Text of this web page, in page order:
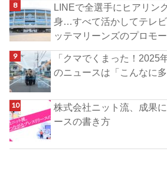
LINEで全選手にヒアリン
身…すべて活かしてテレ
ッテマリーンズのプロモ
「クマでくまった！
のニュースは「こんなに
株式会社ニット流、成果
ースの書き方